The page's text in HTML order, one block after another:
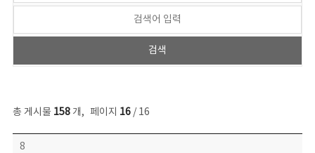
총 게시물 158개, 페이지 16/ 16
콘텐츠이슈 목록 - 번호, 제목, 작성자, 파일, 조회수, 작성일 정보 제공
8